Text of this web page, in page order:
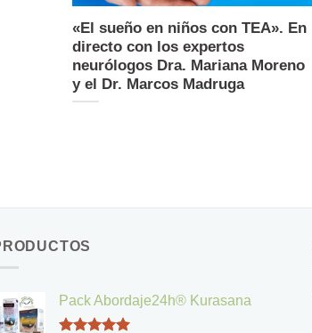
«El sueño en niños con TEA». En
directo con los expertos
neurólogos Dra. Mariana Moreno
y el Dr. Marcos Madruga
Pack Abordaje24h® Kurasana